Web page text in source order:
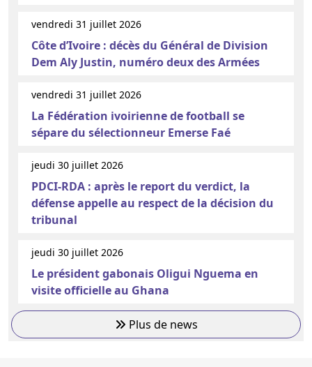
vendredi 31 juillet 2026
Côte d’Ivoire : décès du Général de Division
Dem Aly Justin, numéro deux des Armées
vendredi 31 juillet 2026
La Fédération ivoirienne de football se
sépare du sélectionneur Emerse Faé
jeudi 30 juillet 2026
PDCI-RDA : après le report du verdict, la
défense appelle au respect de la décision du
tribunal
jeudi 30 juillet 2026
Le président gabonais Oligui Nguema en
visite officielle au Ghana
Plus de news